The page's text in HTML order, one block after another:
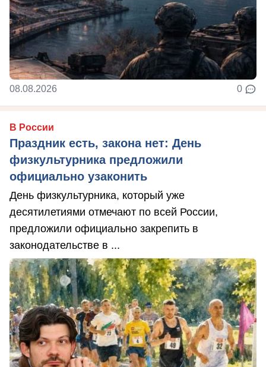
08.08.2026 0
В России
Праздник есть, закона нет: День
физкультурника предложили
официально узаконить
День физкультурника, который уже
десятилетиями отмечают по всей России,
предложили официально закрепить в
законодательстве в ...